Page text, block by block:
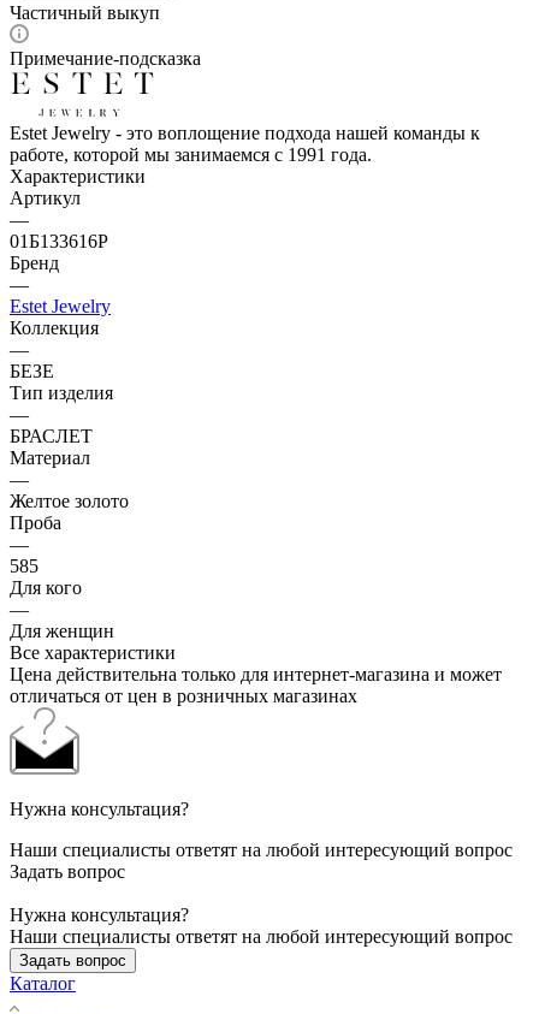
Частичный выкуп
Примечание-подсказка
Estet Jewelry - это воплощение подхода нашей команды к
работе, которой мы занимаемся с 1991 года.
Характеристики
Артикул
—
01Б133616Р
Бренд
—
Estet Jewelry
Коллекция
—
БЕЗЕ
Тип изделия
—
БРАСЛЕТ
Материал
—
Желтое золото
Проба
—
585
Для кого
—
Для женщин
Все характеристики
Цена действительна только для интернет-магазина и может
отличаться от цен в розничных магазинах
Нужна консультация?
Наши специалисты ответят на любой интересующий вопрос
Задать вопрос
Нужна консультация?
Наши специалисты ответят на любой интересующий вопрос
Задать вопрос
Каталог